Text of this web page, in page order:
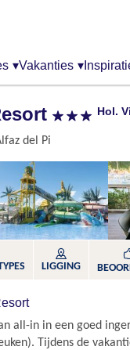
▾Vakanties ▾
Hol.
del Pi
LIGGING
all-in in een goed
Tijdens de